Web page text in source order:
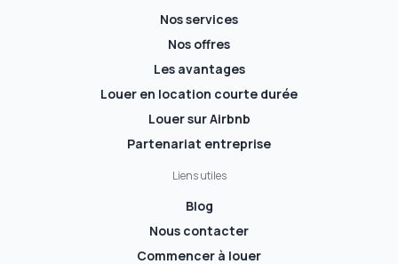
Nos services
Nos offres
Les avantages
Louer en location courte durée
Louer sur Airbnb
Partenariat entreprise
Liens utiles
Blog
Nous contacter
Commencer à louer